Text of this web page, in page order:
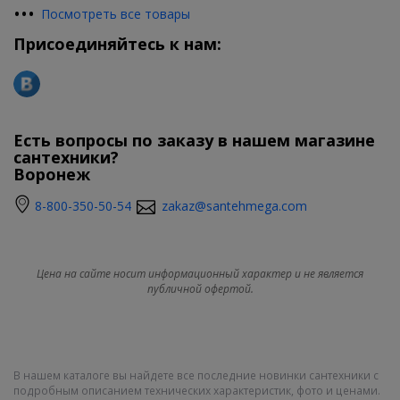
••• Посмотреть все товары
Присоединяйтесь к нам:
Есть вопросы по заказу в нашем магазине
сантехники?
Воронеж
8-800-350-50-54 zakaz@santehmega.com
Цена на сайте носит информационный характер и не является
публичной офертой.
В нашем каталоге вы найдете все последние новинки сантехники с
подробным описанием технических характеристик, фото и ценами.